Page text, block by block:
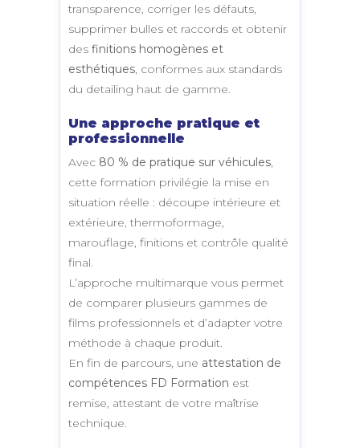
transparence, corriger les défauts,
supprimer bulles et raccords et obtenir
des finitions homogènes et
esthétiques , conformes aux standards
du detailing haut de gamme.
Une approche pratique et
professionnelle
Avec 80 % de pratique sur véhicules
cette formation privilégie la mise en
situation réelle : découpe intérieure et
extérieure, thermoformage,
marouflage, finitions et contrôle qualité
final.
L’approche multimarque vous permet
de comparer plusieurs gammes de
films professionnels et d’adapter votre
méthode à chaque produit.
En fin de parcours, une attestation de
compétences FD Formation est
remise, attestant de votre maîtrise
technique.